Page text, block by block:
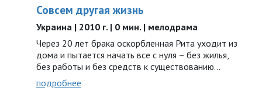
Совсем другая жизнь
Украина | 2010 г. | 0 мин. | мелодрама
Через 20 лет брака оскорбленная Рита уходит из
дома и пытается начать все с нуля – без жилья,
без работы и без средств к существованию...
подробнее